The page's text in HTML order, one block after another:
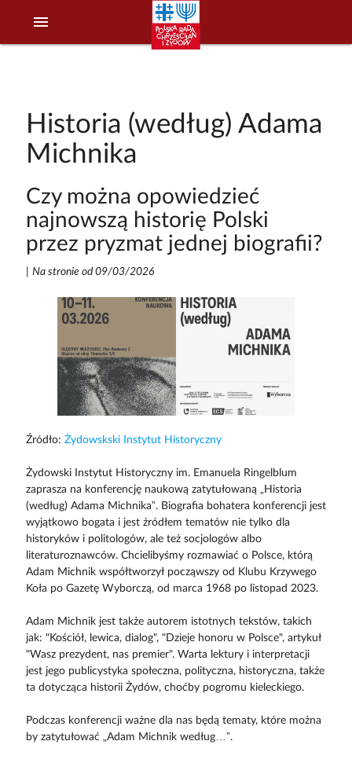
menu
Historia (według) Adama
Michnika
Czy można opowiedzieć
najnowszą historię Polski
przez pryzmat jednej biografii?
Na stronie od 09/03/2026
Źródło: Żydowskski Instytut Historyczny
Żydowski Instytut Historyczny im. Emanuela Ringelblum
zaprasza na konferencję naukową zatytułowaną „Historia
(według) Adama Michnika”. Biografia bohatera konferencji jest
wyjątkowo bogata i jest źródłem tematów nie tylko dla
historyków i politologów, ale też socjologów albo
literaturoznawców. Chcielibyśmy rozmawiać o Polsce, którą
Adam Michnik współtworzył począwszy od Klubu Krzywego
Koła po Gazetę Wyborczą, od marca 1968 po listopad 2023.
Adam Michnik jest także autorem istotnych tekstów, takich
jak: "Kościół, lewica, dialog", "Dzieje honoru w Polsce", artykuł
"Wasz prezydent, nas premier". Warta lektury i interpretacji
jest jego publicystyka społeczna, polityczna, historyczna, także
ta dotycząca historii Żydów, choćby pogromu kieleckiego.
Podczas konferencji ważne dla nas będą tematy, które można
by zatytułować „Adam Michnik według…”.